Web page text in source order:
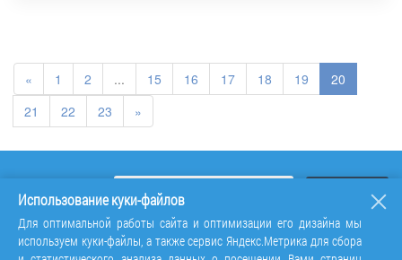
« 1 2 ... 15 16 17 18 19
20
21
22 23 »
Использование куки-файлов
Для оптимальной работы сайта и оптимизации его дизайна мы
используем куки-файлы, а также сервис Яндекс.Метрика для сбора